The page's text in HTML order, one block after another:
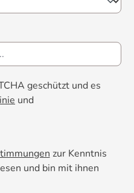
geschützt und es
und
zur Kenntnis
und bin mit ihnen